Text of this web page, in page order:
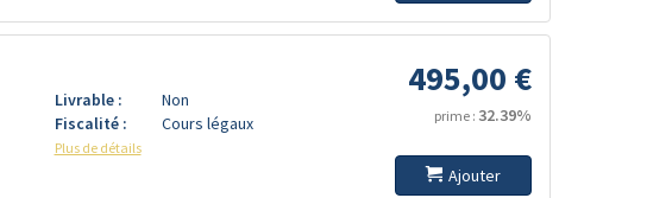
Livrable :
Non
Fiscalité :
Cours légaux
Plus de détails
495,00 €
prime : 32.39%
Ajouter